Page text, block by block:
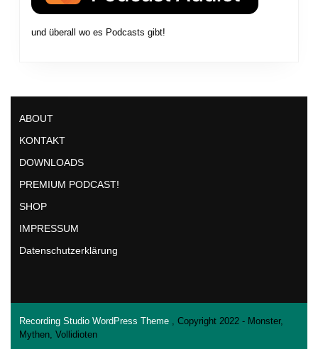
und überall wo es Podcasts gibt!
ABOUT
KONTAKT
DOWNLOADS
PREMIUM PODCAST!
SHOP
IMPRESSUM
Datenschutzerklärung
Recording Studio WordPress Theme , Copyright 2022 - Monster,
Mythen, Vollidioten